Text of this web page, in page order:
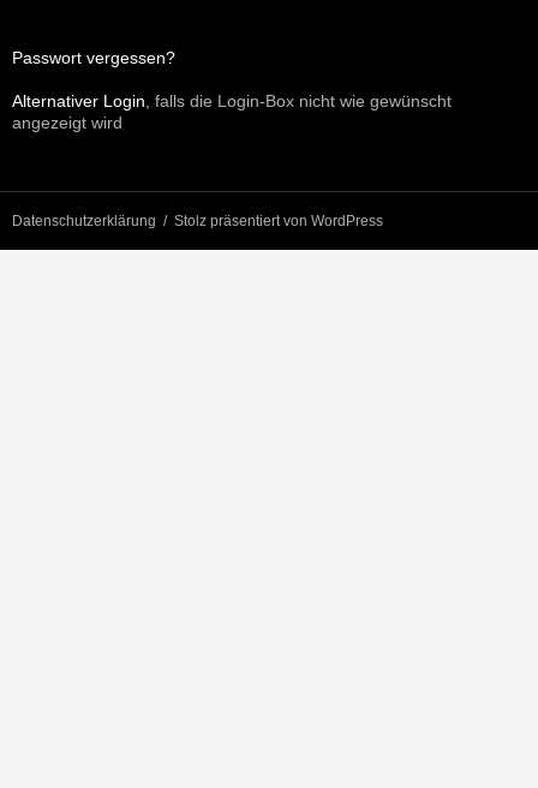
Passwort vergessen?
Alternativer Login , falls die Login-Box nicht wie gewünscht
angezeigt wird
Datenschutzerklärung Stolz präsentiert von WordPress